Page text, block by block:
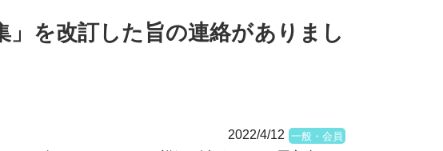
」を改訂した旨の連絡がありまし
2022/4/12 一般・会員